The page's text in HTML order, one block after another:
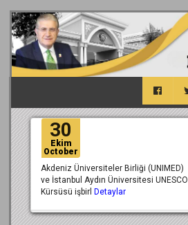
30
Ekim
October
Akdeniz Üniversiteler Birliği (UNIMED)
ve İstanbul Aydın Üniversitesi UNESCO
Kürsüsü işbirl Detaylar